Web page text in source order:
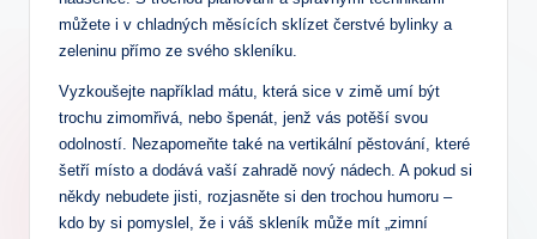
můžete i v chladných měsících sklízet čerstvé bylinky a
zeleninu přímo ze svého skleníku.
Vyzkoušejte například mátu, která sice v zimě umí být
trochu zimomřivá, nebo špenát, jenž vás potěší svou
odolností. Nezapomeňte také na vertikální pěstování, které
šetří místo a dodává vaší zahradě nový nádech. A pokud si
někdy nebudete jisti, rozjasněte si den trochou humoru –
kdo by si pomyslel, že i váš skleník může mít „zimní